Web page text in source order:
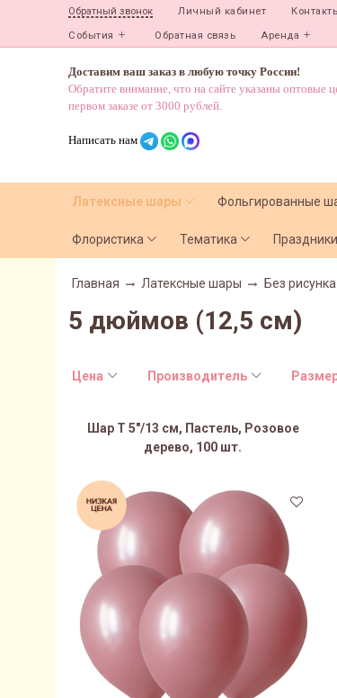
Обратный звонок Личный кабинет
События Обратная связь Аренда
Доставим ваш заказ в любую точку России!
Обратите внимание, что на сайте указаны оптовые
первом заказе от 3000 рублей.
Написать нам
Латексные шары Фольгированные
Флористика Тематика Праздники
Главная Латексные шары Без рисунка
5 дюймов (12,5 см)
Цена Производитель
Шар Т 5"/13 см, Пастель, Розовое
дерево, 100 шт.